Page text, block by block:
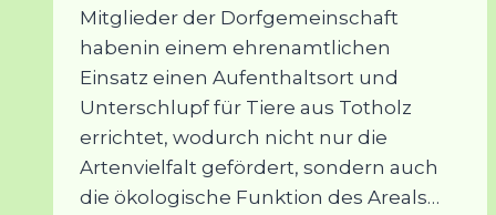
Mitglieder der Dorfgemeinschaft
habenin einem ehrenamtlichen
Einsatz einen Aufenthaltsort und
Unterschlupf für Tiere aus Totholz
errichtet, wodurch nicht nur die
Artenvielfalt gefördert, sondern auch
die ökologische Funktion des Areals…